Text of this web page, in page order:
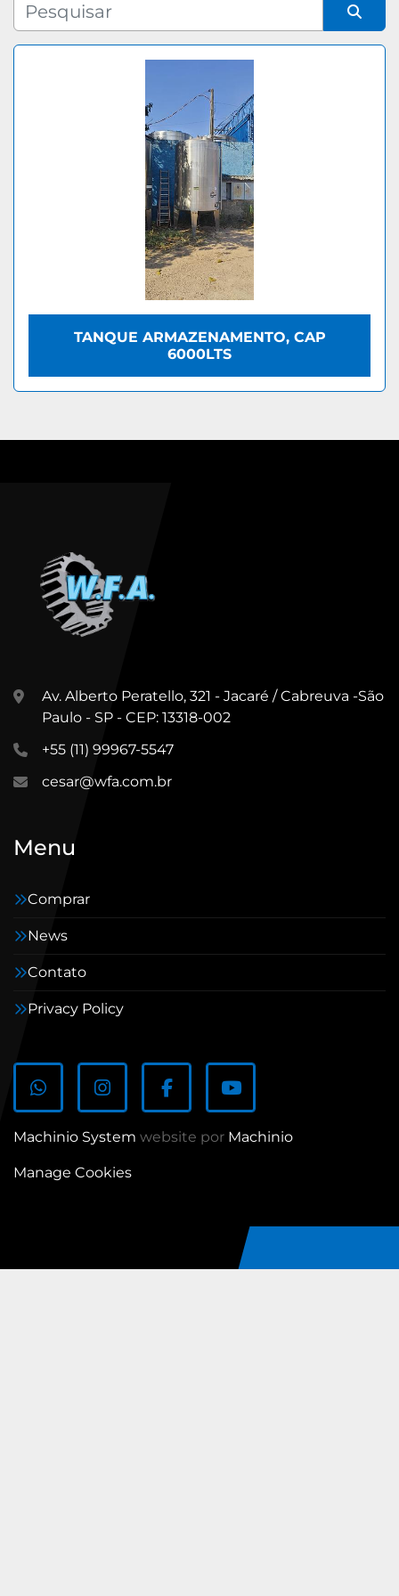
Fabricante
Organizar por
TANQUE ARMAZENAMENTO, CAP
6000LTS
Av. Alberto Peratello, 321 - Jacaré / Cabreuva -São
Paulo - SP - CEP: 13318-002
+55 (11) 99967-5547
cesar@wfa.com.br
Menu
Comprar
News
Contato
Privacy Policy
whatsappinstagramfacebookyoutube
Machinio System website por Machinio
Manage Cookies